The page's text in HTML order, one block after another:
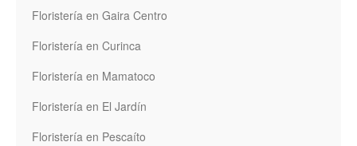
Floristería en Gaira Centro
Floristería en Curinca
Floristería en Mamatoco
Floristería en El Jardín
Floristería en Pescaíto